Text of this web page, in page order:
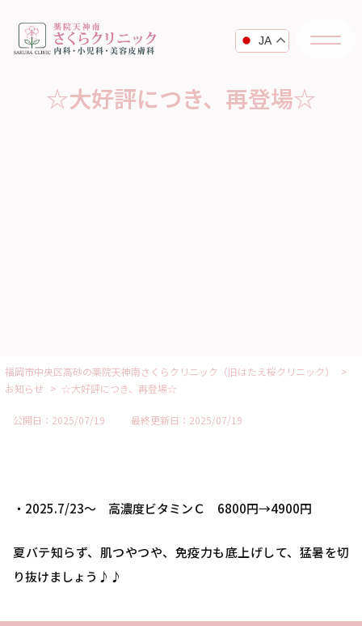
☆大好評につき、再登場☆
福岡市中央区高砂の薬院天神南さくらクリニック（旧はたえ桜クリニック） >
お知らせ > ☆大好評につき、再登場☆
公開日：2025/07/19 最終更新日：2025/07/19
・2025.7/23～ 高濃度ビタミンＣ 6800円→4900円
夏バテ知らず、肌つやつや、免疫力も底上げして、猛暑を切
り抜けましょう♪♪
JA